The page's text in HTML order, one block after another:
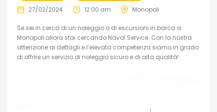
27/02/2024 12:00 am Monopoli
Se sei in cerca di un noleggio o di escursioni in barca a
Monopoli allora stai cercando Naval Service. Con la nostra
attenzione ai dettagli e l’elevata competenza siamo in grado
di offrire un servizio di noleggio sicuro e di alta qualità!